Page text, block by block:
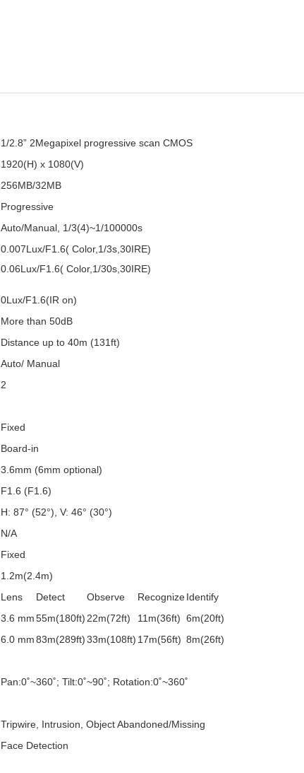
1/2.8” 2Megapixel progressive scan CMOS
1920(H) x 1080(V)
256MB/32MB
Progressive
Auto/Manual, 1/3(4)~1/100000s
0.007Lux/F1.6( Color,1/3s,30IRE)
0.06Lux/F1.6( Color,1/30s,30IRE)
0Lux/F1.6(IR on)
More than 50dB
Distance up to 40m (131ft)
Auto/ Manual
2
Fixed
Board-in
3.6mm (6mm optional)
F1.6 (F1.6)
H: 87° (52°), V: 46° (30°)
N/A
Fixed
1.2m(2.4m)
Lens Detect Observe RecognizeIdentify
3.6 mm55m(180ft) 22m(72ft) 11m(36ft) 6m(20ft)
6.0 mm83m(289ft)33m(108ft) 17m(56ft) 8m(26ft)
Pan:0˚~360˚; Tilt:0˚~90˚; Rotation:0˚~360˚
Tripwire, Intrusion, Object Abandoned/Missing
Face Detection